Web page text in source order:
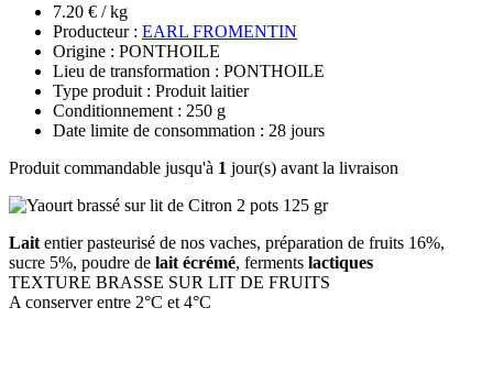
7.20 € / kg
Producteur : EARL FROMENTIN
Origine : PONTHOILE
Lieu de transformation : PONTHOILE
Type produit : Produit laitier
Conditionnement : 250 g
Date limite de consommation : 28 jours
Produit commandable jusqu'à 1 jour(s) avant la livraison
Lait entier pasteurisé de nos vaches, préparation de fruits 16%,
sucre 5%, poudre de lait écrémé, ferments lactiques
TEXTURE BRASSE SUR LIT DE FRUITS
A conserver entre 2°C et 4°C